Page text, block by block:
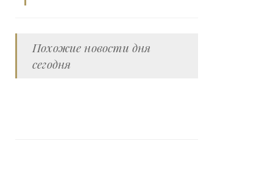
Похожие новости дня
сегодня